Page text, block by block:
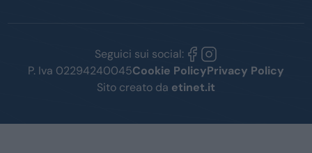
Seguici sui social:
P. Iva 02294240045Cookie PolicyPrivacy Policy
Sito creato da etinet.it